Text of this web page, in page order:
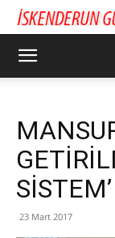
SİSTEM’
23 Mart 2017